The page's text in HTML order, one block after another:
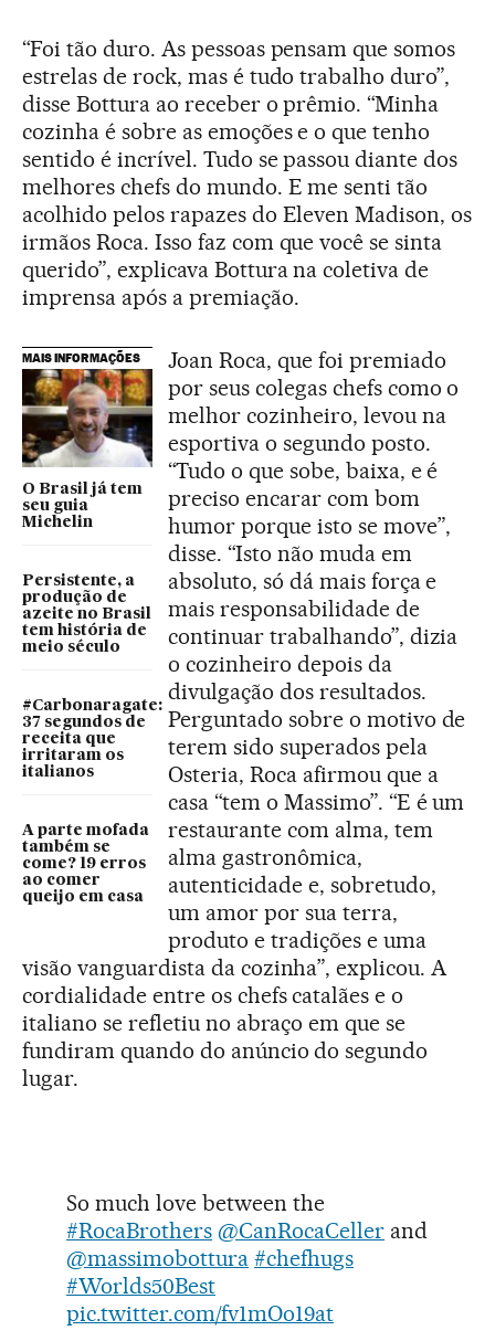
“Foi tão duro. As pessoas pensam que somos
estrelas de rock, mas é tudo trabalho duro”,
disse Bottura ao receber o prêmio. “Minha
cozinha é sobre as emoções e o que tenho
sentido é incrível. Tudo se passou diante dos
melhores chefs do mundo. E me senti tão
acolhido pelos rapazes do Eleven Madison, os
irmãos Roca. Isso faz com que você se sinta
querido”, explicava Bottura na coletiva de
imprensa após a premiação.
MAIS INFORMAÇÕES
O Brasil já tem
seu guia
Michelin
Persistente, a
produção de
azeite no Brasil
tem história de
meio século
#Carbonaragate:
37 segundos de
receita que
irritaram os
italianos
A parte mofada
também se
come? 19 erros
ao comer
queijo em casa
Joan Roca, que foi premiado
por seus colegas chefs como o
melhor cozinheiro, levou na
esportiva o segundo posto.
“Tudo o que sobe, baixa, e é
preciso encarar com bom
humor porque isto se move”,
disse. “Isto não muda em
absoluto, só dá mais força e
mais responsabilidade de
continuar trabalhando”, dizia
o cozinheiro depois da
divulgação dos resultados.
Perguntado sobre o motivo de
terem sido superados pela
Osteria, Roca afirmou que a
casa “tem o Massimo”. “E é um
restaurante com alma, tem
alma gastronômica,
autenticidade e, sobretudo,
um amor por sua terra,
produto e tradições e uma
visão vanguardista da cozinha”, explicou. A
cordialidade entre os chefs catalães e o
italiano se refletiu no abraço em que se
fundiram quando do anúncio do segundo
lugar.
So much love between the
#RocaBrothers @CanRocaCeller and
@massimobottura #chefhugs
#Worlds50Best
pic.twitter.com/fv1mOo19at